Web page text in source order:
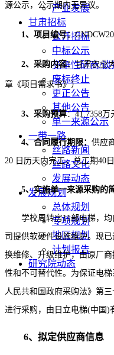
产业发展
甘肃招标
公开招标
中标公示
竞争性磋商/谈
废标终止
更正公告
其他公告
单一来源公示
一带一路
丝路新闻
丝路文化
发展动态
发展规划
总体规划
专项规划
地区规划
计划报告
研究院动态
源公示，公示期内无异议。
1、项目编号：
2、采购内容：甘肃农业
章《项目需求书》）
3、采购预算：41.7358万
4、合同履行期限：供应
20 日历天内完工，总工期40
5、实施单一来源采购的
学校周转房11部电梯，
司提供软硬件设施维护。现
换维修、升级维护，由原厂
性和不可替代性。为保证电
人民共和国政府采购法》第
进行采购，由日立电梯(中国)
6、拟定供应商信息